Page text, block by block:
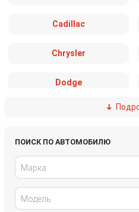
Cadillac
Chrysler
Dodge
Honda
ПОИСК ПО АВТОМОБИЛЮ
Марка
Модель